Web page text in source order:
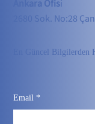
Ankara Ofisi
2680 Sok. No:28
En Güncel Bilgilerden
Email *